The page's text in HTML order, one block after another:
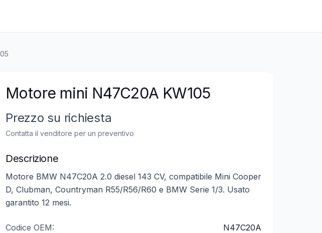
Motore mini N47C20A KW105
Prezzo su richiesta
Contatta il venditore per un preventivo
Descrizione
Motore BMW N47C20A 2.0 diesel 143 CV, compatibile Mini Cooper
D, Clubman, Countryman R55/R56/R60 e BMW Serie 1/3. Usato
garantito 12 mesi.
Codice OEM:
N47C20A